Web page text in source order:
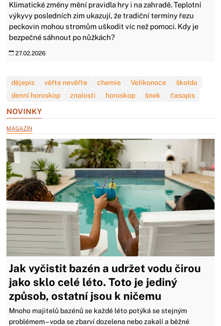
Klimatické změny mění pravidla hry i na zahradě. Teplotní
výkyvy posledních zim ukazují, že tradiční termíny řezu
peckovin mohou stromům uškodit víc než pomoci. Kdy je
bezpečné sáhnout po nůžkách?
27.02.2026
dějepis věřte nevěřte chemie Velikonoce
školda
denní horoskop
znalosti horoskop šnek časopis
NOVINKY
MAGAZÍN
Jak vyčistit bazén a udržet vodu čirou
jako sklo celé léto. Toto je jediný
způsob, ostatní jsou k ničemu
Mnoho majitelů bazénů se každé léto potýká se stejným
problémem – voda se zbarví dozelena nebo zakalí a běžné